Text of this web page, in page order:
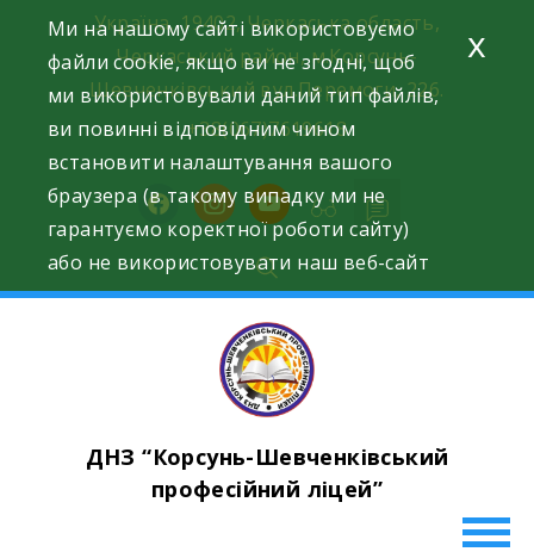
content
Україна, 19402, Черкаська область,
Черкаський район, м.Корсунь-
Шевченківський вул.Перемоги, 226.
+38(067)7619618
facebookinstagram
youtube
ДНЗ “Корсунь-Шевченківський
професійний ліцей”
Ми на нашому сайті використовуємо
файли cookie, якщо ви не згодні, щоб
ми використовували даний тип файлів,
ви повинні відповідним чином
встановити налаштування вашого
браузера (в такому випадку ми не
гарантуємо коректної роботи сайту)
або не використовувати наш веб-сайт
x